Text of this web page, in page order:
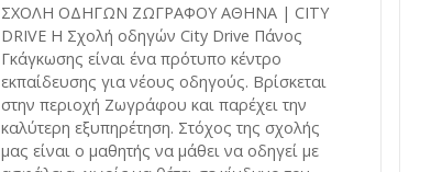
ΣΧΟΛΗ ΟΔΗΓΩΝ ΖΩΓΡΑΦΟΥ ΑΘΗΝΑ | CITY
DRIVE Η Σχολή οδηγών City Drive Πάνος
Γκάγκωσης είναι ένα πρότυπο κέντρο
εκπαίδευσης για νέους οδηγούς. Βρίσκεται
στην περιοχή Ζωγράφου και παρέχει την
καλύτερη εξυπηρέτηση. Στόχος της σχολής
μας είναι ο μαθητής να μάθει να οδηγεί με